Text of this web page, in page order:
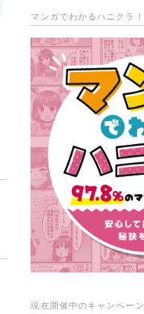
マンガでわかるハニクラ！
現在開催中のキャンペーン